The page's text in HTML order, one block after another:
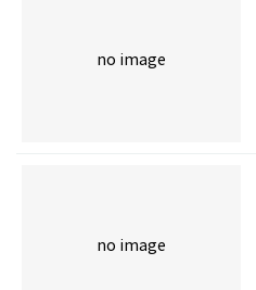
no image
no image